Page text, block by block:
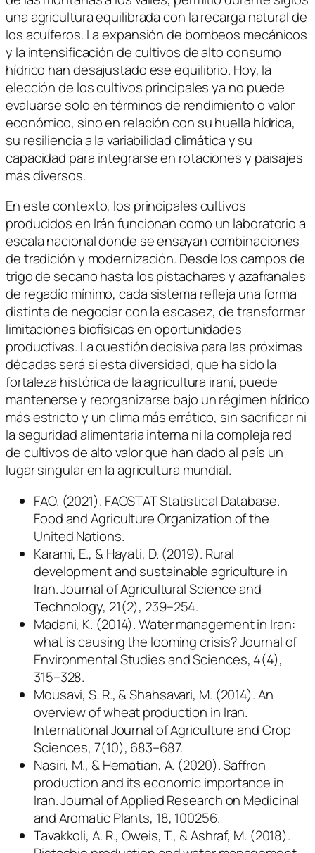
una agricultura equilibrada con la recarga natural de
los acuíferos. La expansión de bombeos mecánicos
y la intensificación de cultivos de alto consumo
hídrico han desajustado ese equilibrio. Hoy, la
elección de los cultivos principales ya no puede
evaluarse solo en términos de rendimiento o valor
económico, sino en relación con su huella hídrica,
su resiliencia a la variabilidad climática y su
capacidad para integrarse en rotaciones y paisajes
más diversos.
En este contexto, los principales cultivos
producidos en Irán funcionan como un laboratorio a
escala nacional donde se ensayan combinaciones
de tradición y modernización. Desde los campos de
trigo de secano hasta los pistachares y azafranales
de regadío mínimo, cada sistema refleja una forma
distinta de negociar con la escasez, de transformar
limitaciones biofísicas en oportunidades
productivas. La cuestión decisiva para las próximas
décadas será si esta diversidad, que ha sido la
fortaleza histórica de la agricultura iraní, puede
mantenerse y reorganizarse bajo un régimen hídrico
más estricto y un clima más errático, sin sacrificar ni
la seguridad alimentaria interna ni la compleja red
de cultivos de alto valor que han dado al país un
lugar singular en la agricultura mundial.
FAO. (2021). FAOSTAT Statistical Database.
Food and Agriculture Organization of the
United Nations.
Karami, E., & Hayati, D. (2019). Rural
development and sustainable agriculture in
Iran. Journal of Agricultural Science and
Technology, 21(2), 239–254.
Madani, K. (2014). Water management in Iran:
what is causing the looming crisis? Journal of
Environmental Studies and Sciences, 4(4),
315–328.
Mousavi, S. R., & Shahsavari, M. (2014). An
overview of wheat production in Iran.
International Journal of Agriculture and Crop
Sciences, 7(10), 683–687.
Nasiri, M., & Hematian, A. (2020). Saffron
production and its economic importance in
Iran. Journal of Applied Research on Medicinal
and Aromatic Plants, 18, 100256.
Tavakkoli, A. R., Oweis, T., & Ashraf, M. (2018).